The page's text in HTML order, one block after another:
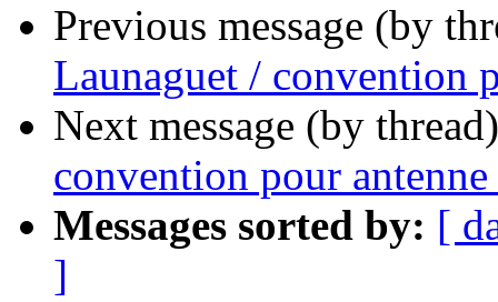
Previous message (by
Launaguet / convention
Next message (by
convention pour
Messages sorted by: [
]